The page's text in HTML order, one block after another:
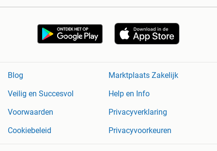
Blog
Marktplaats Zakelijk
Veilig en Succesvol
Help en Info
Voorwaarden
Privacyverklaring
Cookiebeleid
Privacyvoorkeuren